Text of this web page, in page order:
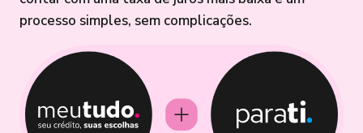
processo simples, sem complicações.